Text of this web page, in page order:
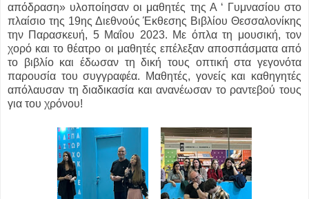
απόδραση» υλοποίησαν οι μαθητές της Α ‘ Γυμνασίου στο
πλαίσιο της 19ης Διεθνούς Έκθεσης Βιβλίου Θεσσαλονίκης
την Παρασκευή, 5 Μαΐου 2023. Με όπλα τη μουσική, τον
χορό και το θέατρο οι μαθητές επέλεξαν αποσπάσματα από
το βιβλίο και έδωσαν τη δική τους οπτική στα γεγονότα
παρουσία του συγγραφέα. Μαθητές, γονείς και καθηγητές
απόλαυσαν τη διαδικασία και ανανέωσαν το ραντεβού τους
για του χρόνου!